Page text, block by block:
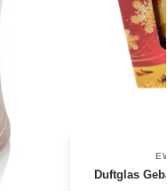
Duftglas